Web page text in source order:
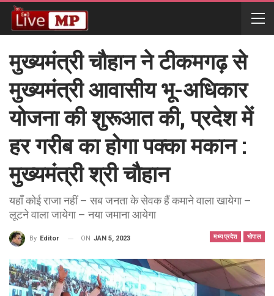
मुख्यमंत्री चौहान ने टीकमगढ़ से
मुख्यमंत्री आवासीय भू-अधिकार
योजना की शुरूआत की, प्रदेश में
हर गरीब का होगा पक्का मकान :
मुख्यमंत्री श्री चौहान
यहाँ कोई राजा नहीं – सब जनता के सेवक हैं कमाने वाला खायेगा –
लूटने वाला जायेगा – नया जमाना आयेगा
मध्यप्रदेश भोपाल
By Editor ON JAN 5, 2023